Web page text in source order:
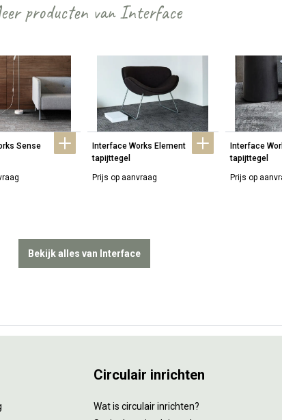
producten van Interface
Sense
Interface Works Element
tapijttegel
Prijs op aanvraag
Interface
tapijttegel
Prijs op
Bekijk alles van Interface
Circulair inrichten
Wat is circulair inrichten?